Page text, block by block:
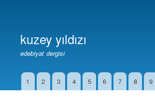
kuzey yıldızı
edebiyat dergisi
İkincil1 2 3 4 5 6 7 8 9